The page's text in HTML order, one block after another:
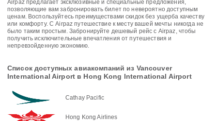
Airpaz предлагает эксклюзивные и специальные предложения,
позволяющие вам забронировать билет по невероятно доступным
ценам. Воспользуйтесь преимуществами скидок без ущерба качеству
или комфорту. С Airpaz путешествие к месту вашей мечты никогда не
было таким простым. Забронируйте дешевый рейс с Airpaz, чтобы
получить исключительные впечатления от путешествия и
непревзойденную экономию.
Список доступных авиакомпаний из Vancouver
International Airport в Hong Kong International Airport
Cathay Pacific
Hong Kong Airlines